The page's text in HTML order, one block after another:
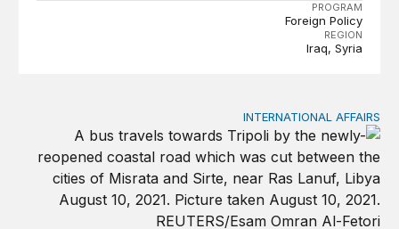
PROGRAM
Foreign Policy
REGION
Iraq Syria
عملية السلام في ليبيا: ما الذي يهمّ منطقة المغرب بعد عشر
INTERNATIONAL AFFAIRS